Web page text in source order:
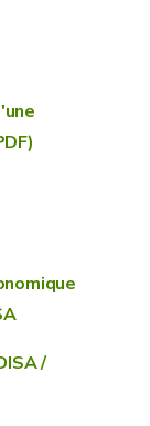
dans le
/